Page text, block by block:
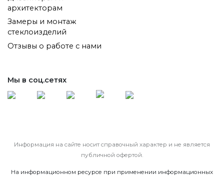
архитекторам
Замеры и монтаж
стеклоизделий
Отзывы о работе с нами
Мы в соц.сетях
Информация на сайте носит справочный характер и не является
публичной офертой.
На информационном ресурсе при применении информационных